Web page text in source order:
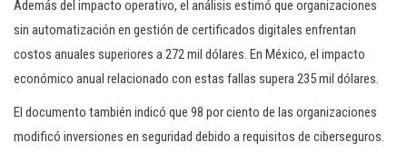
Además del impacto operativo, el análisis estimó que organizaciones
sin automatización en gestión de certificados digitales enfrentan
costos anuales superiores a 272 mil dólares. En México, el impacto
económico anual relacionado con estas fallas supera 235 mil dólares.
El documento también indicó que 98 por ciento de las organizaciones
modificó inversiones en seguridad debido a requisitos de ciberseguros.